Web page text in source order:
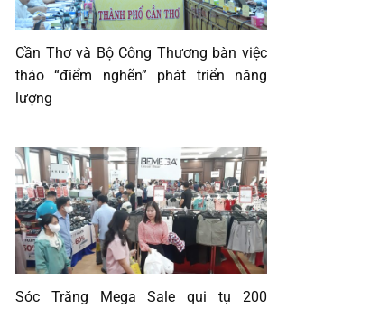
Cần Thơ và Bộ Công Thương bàn việc
tháo “điểm nghẽn” phát triển năng
lượng
Sóc Trăng Mega Sale qui tụ 200